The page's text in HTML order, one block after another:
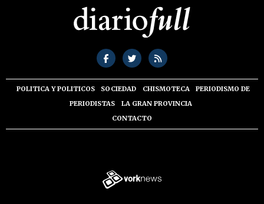
POLITICA Y POLITICOS SOCIEDAD CHISMOTECA
PERIODISMO DE
PERIODISTAS
LA GRAN PROVINCIA
CONTACTO